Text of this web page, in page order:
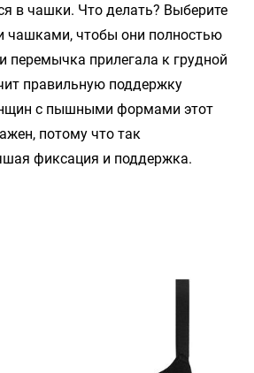
в чашки. Что делать? Выберите
чашками, чтобы они полностью
перемычка прилегала к грудной
правильную поддержку
с пышными формами этот
потому что так
фиксация и поддержка.